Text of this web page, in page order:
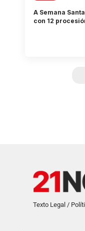
A Semana
con 12
Texto Legal /